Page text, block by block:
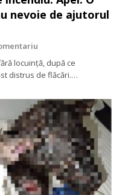
nevoie de ajutorul
locuință, după ce
distrus de flăcări.…